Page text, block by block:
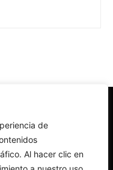
de
Al hacer clic en
y la sociedad